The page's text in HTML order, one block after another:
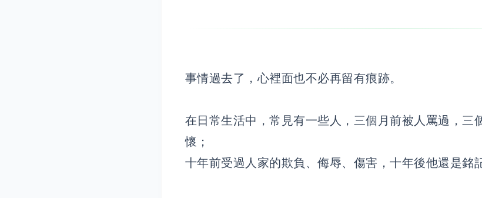
事情過去了，心裡面也不必再留有痕跡。
在日常生活中，常見有一些人，三個月前被人罵過，三
懷；
十年前受過人家的欺負、侮辱、傷害，十年後他還是銘